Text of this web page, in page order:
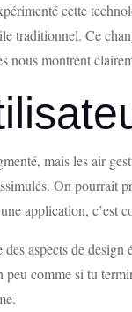
cette
traditionnel. Ce
nous montrent
mais les air
On
application, c’est
aspects de
comme si tu